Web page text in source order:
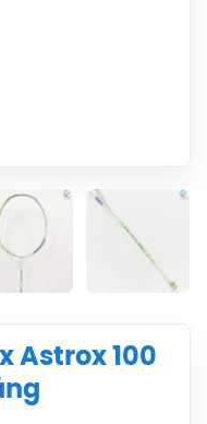
Astrox 100